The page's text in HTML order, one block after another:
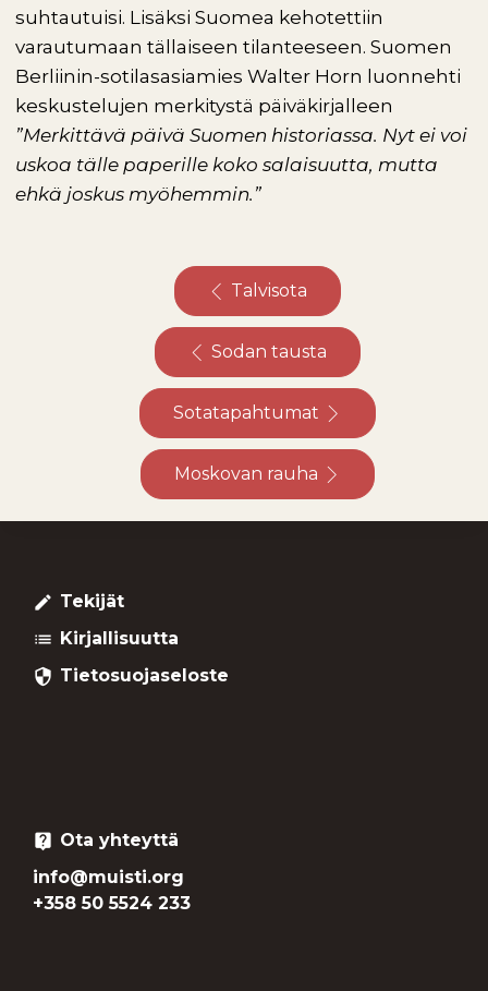
suhtautuisi. Lisäksi Suomea kehotettiin
varautumaan tällaiseen tilanteeseen. Suomen
Berliinin-sotilasasiamies Walter Horn luonnehti
keskustelujen merkitystä päiväkirjalleen
”Merkittävä päivä Suomen historiassa. Nyt ei voi
uskoa tälle paperille koko salaisuutta, mutta
ehkä joskus myöhemmin.”
Talvisota
Sodan tausta
Sotatapahtumat
Moskovan rauha
create Tekijät
list Kirjallisuutta
security Tietosuojaseloste
live_help Ota yhteyttä
info@muisti.org
+358 50 5524 233